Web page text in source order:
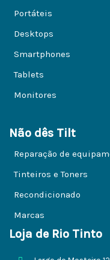
Portáteis
Desktops
Smartphones
Tablets
Monitores
Não dês Tilt
Reparação de
Tinteiros e Toners
Recondicionado
Marcas
Loja de Rio Tinto